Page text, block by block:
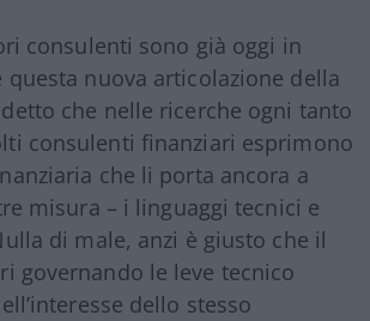
consulenti sono già oggi in
questa nuova articolazione della
che nelle ricerche ogni tanto
consulenti finanziari esprimono
che li porta ancora a
misura – i linguaggi tecnici e
di male, anzi è giusto che il
governando le leve tecnico
dello stesso